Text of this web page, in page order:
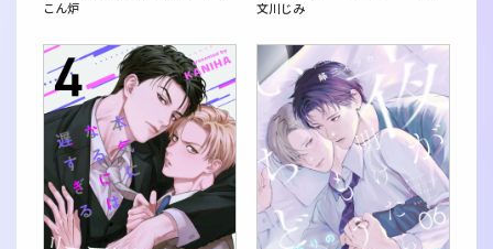
こん炉 文川じみ